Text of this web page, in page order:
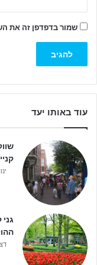
שמור בדפדפן זה את
עוד באותו יעד